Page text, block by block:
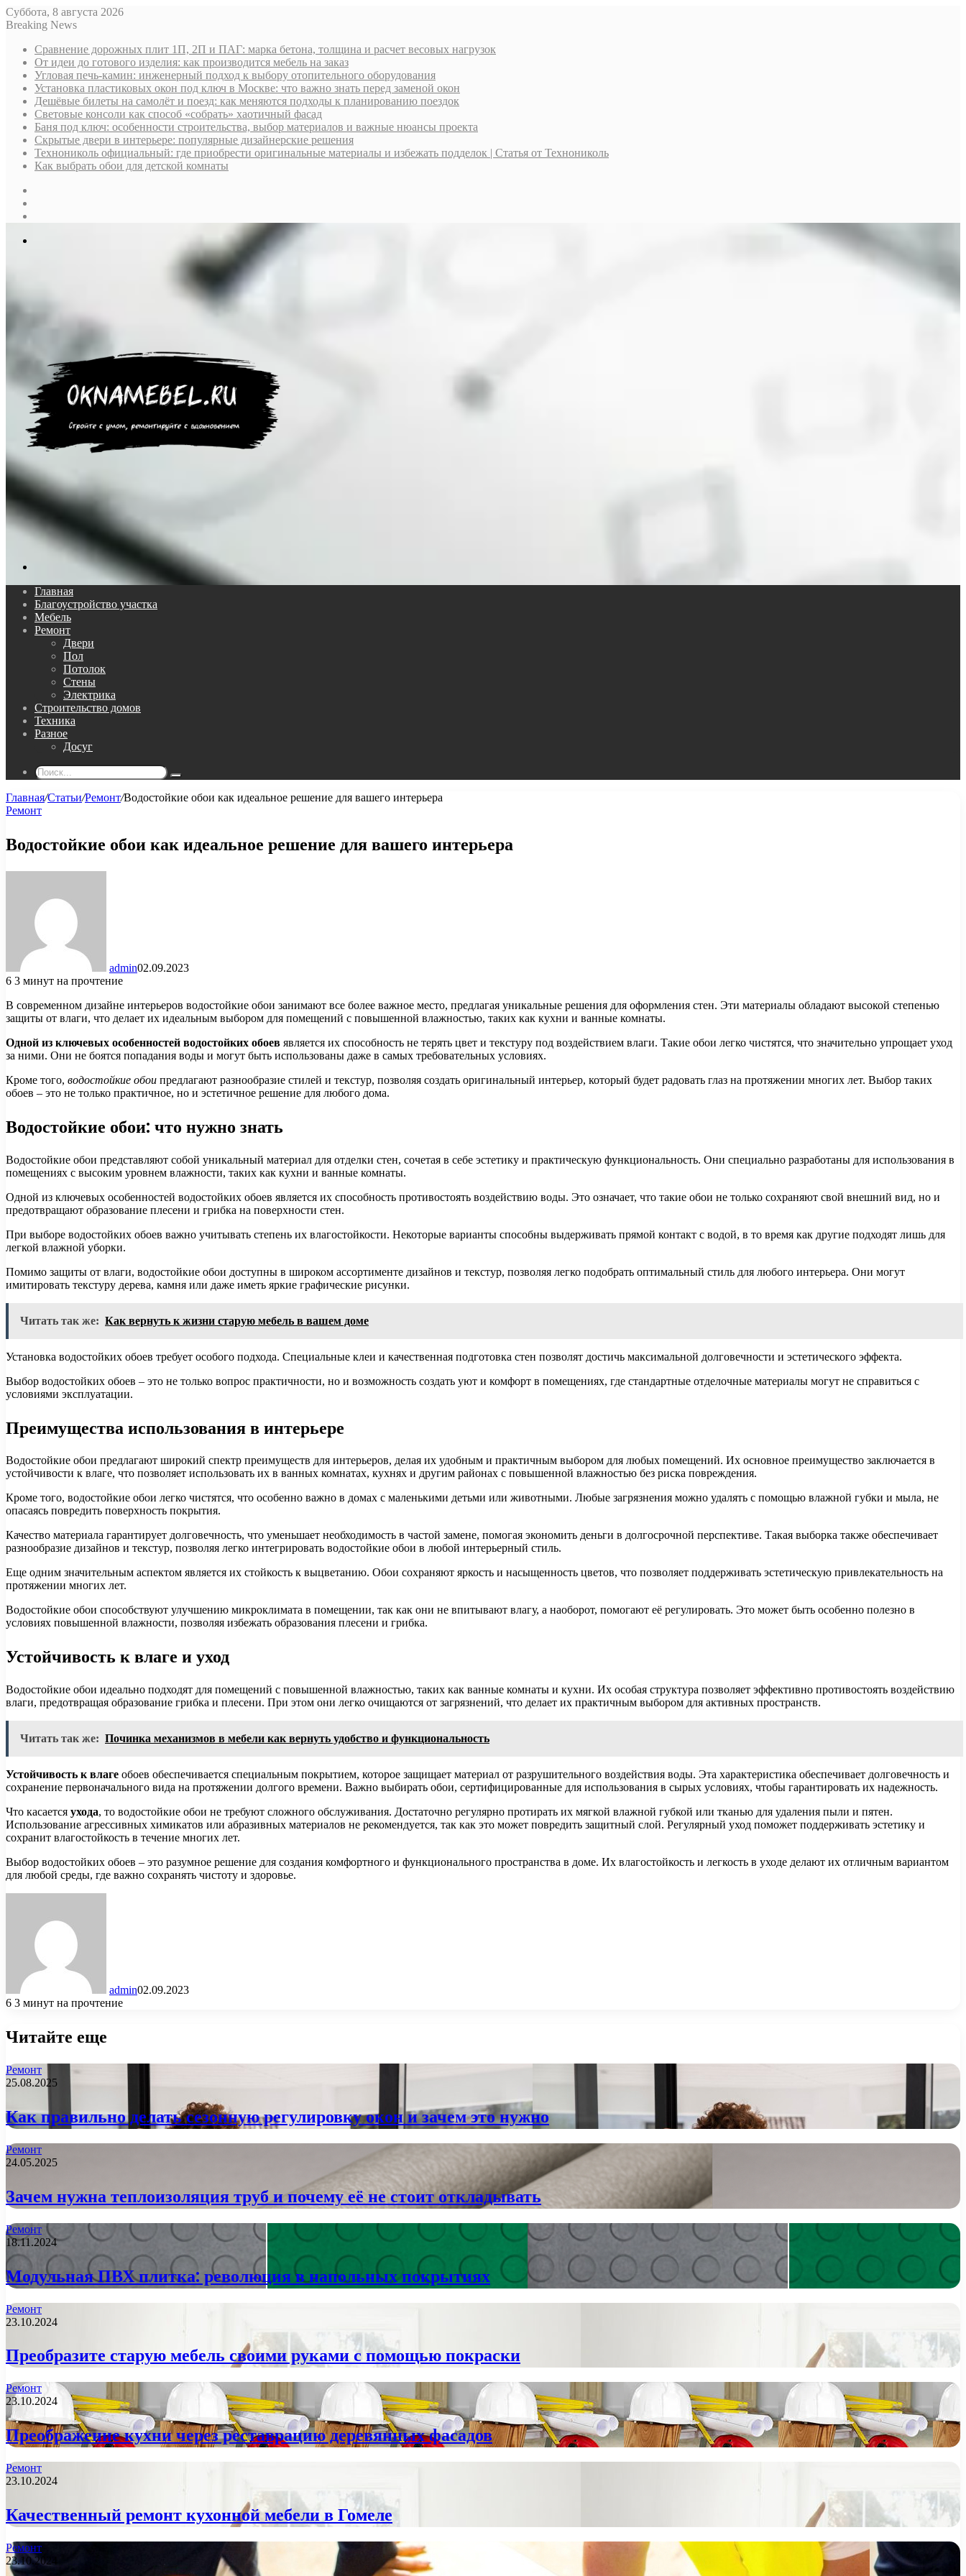
Суббота, 8 августа 2026
Breaking News
Сравнение дорожных плит 1П, 2П и ПАГ: марка бетона, толщина и расчет весовых нагрузок
От идеи до готового изделия: как производится мебель на заказ
Угловая печь-камин: инженерный подход к выбору отопительного оборудования
Установка пластиковых окон под ключ в Москве: что важно знать перед заменой окон
Дешёвые билеты на самолёт и поезд: как меняются подходы к планированию поездок
Световые консоли как способ «собрать» хаотичный фасад
Баня под ключ: особенности строительства, выбор материалов и важные нюансы проекта
Скрытые двери в интерьере: популярные дизайнерские решения
Технониколь официальный: где приобрести оригинальные материалы и избежать подделок | Статья от Технониколь
Как выбрать обои для детской комнаты
Главная
Благоустройство участка
Мебель
Ремонт
Двери
Пол
Потолок
Стены
Электрика
Строительство домов
Техника
Разное
Досуг
Поиск...
Главная/Статьи/Ремонт/Водостойкие обои как идеальное решение для вашего интерьера
Ремонт
Водостойкие обои как идеальное решение для вашего интерьера
admin02.09.2023
6 3 минут на прочтение
В современном дизайне интерьеров водостойкие обои занимают все более важное место, предлагая уникальные решения для оформления стен. Эти материалы обладают высокой степенью
защиты от влаги, что делает их идеальным выбором для помещений с повышенной влажностью, таких как кухни и ванные комнаты.
Одной из ключевых особенностей водостойких обоев является их способность не терять цвет и текстуру под воздействием влаги. Такие обои легко чистятся, что значительно упрощает уход
за ними. Они не боятся попадания воды и могут быть использованы даже в самых требовательных условиях.
Кроме того, водостойкие обои предлагают разнообразие стилей и текстур, позволяя создать оригинальный интерьер, который будет радовать глаз на протяжении многих лет. Выбор таких
обоев – это не только практичное, но и эстетичное решение для любого дома.
Водостойкие обои: что нужно знать
Водостойкие обои представляют собой уникальный материал для отделки стен, сочетая в себе эстетику и практическую функциональность. Они специально разработаны для использования в
помещениях с высоким уровнем влажности, таких как кухни и ванные комнаты.
Одной из ключевых особенностей водостойких обоев является их способность противостоять воздействию воды. Это означает, что такие обои не только сохраняют свой внешний вид, но и
предотвращают образование плесени и грибка на поверхности стен.
При выборе водостойких обоев важно учитывать степень их влагостойкости. Некоторые варианты способны выдерживать прямой контакт с водой, в то время как другие подходят лишь для
легкой влажной уборки.
Помимо защиты от влаги, водостойкие обои доступны в широком ассортименте дизайнов и текстур, позволяя легко подобрать оптимальный стиль для любого интерьера. Они могут
имитировать текстуру дерева, камня или даже иметь яркие графические рисунки.
Читать так же: Как вернуть к жизни старую мебель в вашем доме
Установка водостойких обоев требует особого подхода. Специальные клеи и качественная подготовка стен позволят достичь максимальной долговечности и эстетического эффекта.
Выбор водостойких обоев – это не только вопрос практичности, но и возможность создать уют и комфорт в помещениях, где стандартные отделочные материалы могут не справиться с
условиями эксплуатации.
Преимущества использования в интерьере
Водостойкие обои предлагают широкий спектр преимуществ для интерьеров, делая их удобным и практичным выбором для любых помещений. Их основное преимущество заключается в
устойчивости к влаге, что позволяет использовать их в ванных комнатах, кухнях и другим районах с повышенной влажностью без риска повреждения.
Кроме того, водостойкие обои легко чистятся, что особенно важно в домах с маленькими детьми или животными. Любые загрязнения можно удалять с помощью влажной губки и мыла, не
опасаясь повредить поверхность покрытия.
Качество материала гарантирует долговечность, что уменьшает необходимость в частой замене, помогая экономить деньги в долгосрочной перспективе. Такая выборка также обеспечивает
разнообразие дизайнов и текстур, позволяя легко интегрировать водостойкие обои в любой интерьерный стиль.
Еще одним значительным аспектом является их стойкость к выцветанию. Обои сохраняют яркость и насыщенность цветов, что позволяет поддерживать эстетическую привлекательность на
протяжении многих лет.
Водостойкие обои способствуют улучшению микроклимата в помещении, так как они не впитывают влагу, а наоборот, помогают её регулировать. Это может быть особенно полезно в
условиях повышенной влажности, позволяя избежать образования плесени и грибка.
Устойчивость к влаге и уход
Водостойкие обои идеально подходят для помещений с повышенной влажностью, таких как ванные комнаты и кухни. Их особая структура позволяет эффективно противостоять воздействию
влаги, предотвращая образование грибка и плесени. При этом они легко очищаются от загрязнений, что делает их практичным выбором для активных пространств.
Читать так же: Починка механизмов в мебели как вернуть удобство и функциональность
Устойчивость к влаге обоев обеспечивается специальным покрытием, которое защищает материал от разрушительного воздействия воды. Эта характеристика обеспечивает долговечность и
сохранение первоначального вида на протяжении долгого времени. Важно выбирать обои, сертифицированные для использования в сырых условиях, чтобы гарантировать их надежность.
Что касается ухода, то водостойкие обои не требуют сложного обслуживания. Достаточно регулярно протирать их мягкой влажной губкой или тканью для удаления пыли и пятен.
Использование агрессивных химикатов или абразивных материалов не рекомендуется, так как это может повредить защитный слой. Регулярный уход поможет поддерживать эстетику и
сохранит влагостойкость в течение многих лет.
Выбор водостойких обоев – это разумное решение для создания комфортного и функционального пространства в доме. Их влагостойкость и легкость в уходе делают их отличным вариантом
для любой среды, где важно сохранять чистоту и здоровье.
admin02.09.2023
6 3 минут на прочтение
Читайте еще
Ремонт
25.08.2025
Как правильно делать сезонную регулировку окон и зачем это нужно
Ремонт
24.05.2025
Зачем нужна теплоизоляция труб и почему её не стоит откладывать
Ремонт
18.11.2024
Модульная ПВХ плитка: революция в напольных покрытиях
Ремонт
23.10.2024
Преобразите старую мебель своими руками с помощью покраски
Ремонт
23.10.2024
Преображение кухни через реставрацию деревянных фасадов
Ремонт
23.10.2024
Качественный ремонт кухонной мебели в Гомеле
Ремонт
23.10.2024